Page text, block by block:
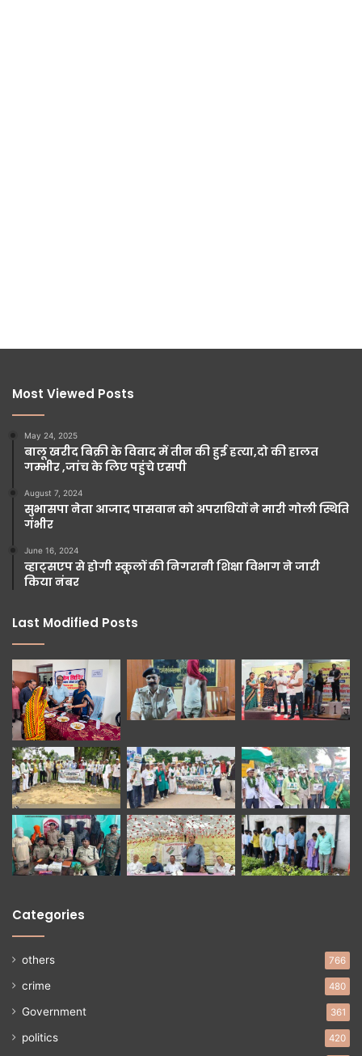
Most Viewed Posts
May 24, 2025
बालू खरीद बिक्री के विवाद में तीन की हुई हत्या,दो की हालत
गम्भीर ,जांच के लिए पहुंचे एसपी
August 7, 2024
सुभासपा नेता आजाद पासवान को अपराधियों ने मारी गोली स्थिति
गंभीर
June 16, 2024
व्हाट्सएप से होगी स्कूलों की निगरानी शिक्षा विभाग ने जारी
किया नंबर
Last Modified Posts
Categories
others 766
crime 480
Government 361
politics 420